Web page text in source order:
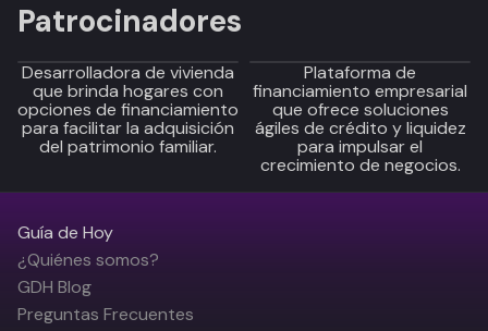
Patrocinadores
Desarrolladora de vivienda
que brinda hogares con
opciones de financiamiento
para facilitar la adquisición
del patrimonio familiar.
Plataforma de
financiamiento empresarial
que ofrece soluciones
ágiles de crédito y liquidez
para impulsar el
crecimiento de negocios.
Guía de Hoy
¿Quiénes somos?
GDH Blog
Preguntas Frecuentes